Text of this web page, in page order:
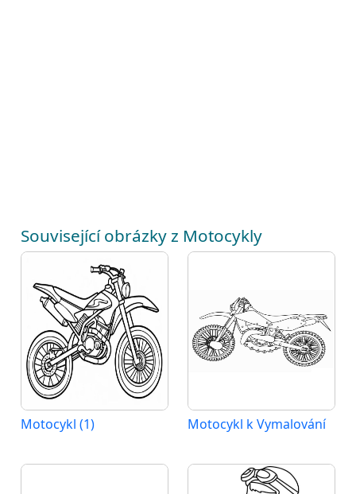
Související obrázky z Motocykly
Motocykl (1) Motocykl k Vymalování